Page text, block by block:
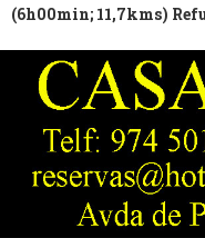
(6h00min; 11,7kms)